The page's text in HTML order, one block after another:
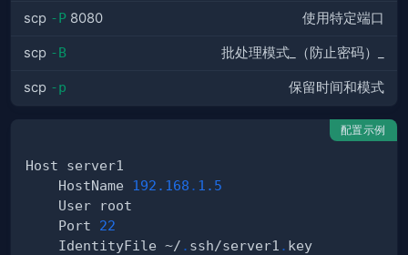
scp -P 8080 使用特定端口
scp -B 批处理模式_（防止密码）_
scp -p 保留时间和模式
配置示例
    HostName
192.168 . 1.5
    Port
22
    IdentityFile ~/
. ssh/server1 .